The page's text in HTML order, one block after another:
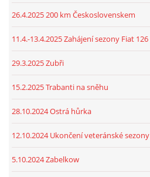
26.4.2025 200 km Československem
11.4.-13.4.2025 Zahájení sezony Fiat 126
29.3.2025 Zubři
15.2.2025 Trabanti na sněhu
28.10.2024 Ostrá hůrka
12.10.2024 Ukončení veteránské sezony
5.10.2024 Zabelkow